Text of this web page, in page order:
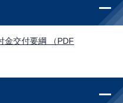
金交付要綱 （PDF